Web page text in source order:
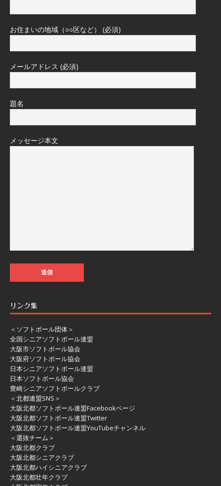
お住まいの地域（○○区など） (必須)
メールアドレス (必須)
題名
メッセージ本文
リンク集
＜ソフトボール団体＞
全国シニアソフトボール連盟
大阪市ソフトボール協会
大阪府ソフトボール協会
日本シニアソフトボール連盟
日本ソフトボール協会
豊崎シニアソフトボールクラブ
＜北都連盟SNS＞
大阪北都ソフトボール連盟Facebookページ
大阪北都ソフトボール連盟Twitter
大阪北都ソフトボール連盟YouTubeチャンネル
＜選抜チーム＞
大阪北都クラブ
大阪北都シニアクラブ
大阪北都ハイシニアクラブ
大阪北都壮年クラブ